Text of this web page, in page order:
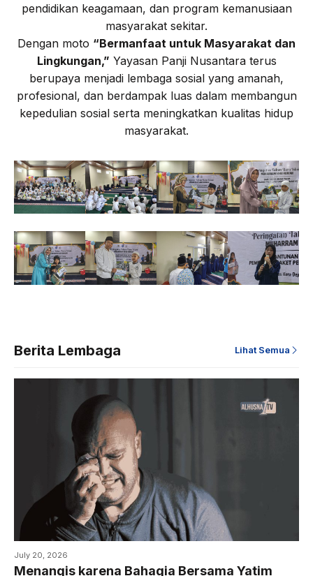
pendidikan keagamaan, dan program kemanusiaan
masyarakat sekitar.
Dengan moto “Bermanfaat untuk Masyarakat dan
Lingkungan,” Yayasan Panji Nusantara terus
berupaya menjadi lembaga sosial yang amanah,
profesional, dan berdampak luas dalam membangun
kepedulian sosial serta meningkatkan kualitas hidup
masyarakat.
Berita Lembaga Lihat Semua
July 20, 2026
Menangis karena Bahagia Bersama Yatim